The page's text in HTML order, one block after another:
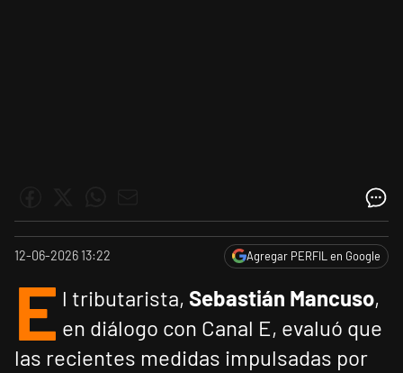
12-06-2026 13:22 Agregar PERFIL en Google
E l tributarista, Sebastián Mancuso,
en diálogo con Canal E, evaluó que
las recientes medidas impulsadas por